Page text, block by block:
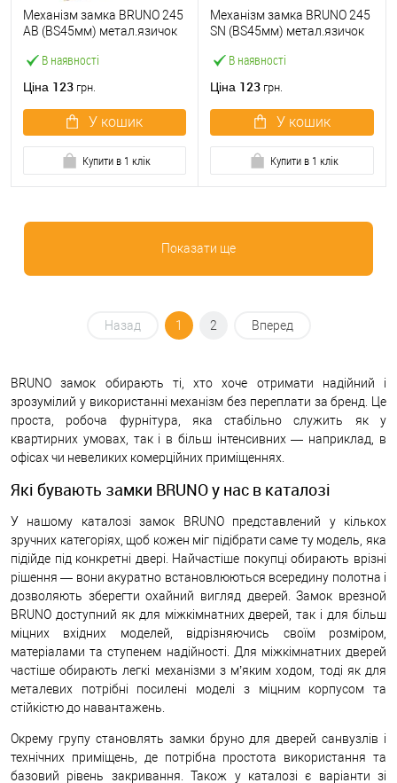
В наявності
Механізм замка BRUNO 245
AB (BS45мм) метал.язичок
Ціна 123 грн.
У кошик
Купити в 1 клік
В наявності
Механізм замка BRUNO 245
SN (BS45мм) метал.язичок
Ціна 123 грн.
У кошик
Купити в 1 клік
Показати ще
Назад 1 2 Вперед
BRUNO замок обирають ті, хто хоче отримати надійний і
зрозумілий у використанні механізм без переплати за бренд. Це
проста, робоча фурнітура, яка стабільно служить як у
квартирних умовах, так і в більш інтенсивних — наприклад, в
офісах чи невеликих комерційних приміщеннях.
Які бувають замки BRUNO у нас в каталозі
У нашому каталозі замок BRUNO представлений у кількох
зручних категоріях, щоб кожен міг підібрати саме ту модель, яка
підійде під конкретні двері. Найчастіше покупці обирають врізні
рішення — вони акуратно встановлюються всередину полотна і
дозволяють зберегти охайний вигляд дверей. Замок врезной
BRUNO доступний як для міжкімнатних дверей, так і для більш
міцних вхідних моделей, відрізняючись своїм розміром,
матеріалами та ступенем надійності. Для міжкімнатних дверей
частіше обирають легкі механізми з м’яким ходом, тоді як для
металевих потрібні посилені моделі з міцним корпусом та
стійкістю до навантажень.
Окрему групу становлять замки бруно для дверей санвузлів і
технічних приміщень, де потрібна простота використання та
базовий рівень закривання. Також у каталозі є варіанти зі